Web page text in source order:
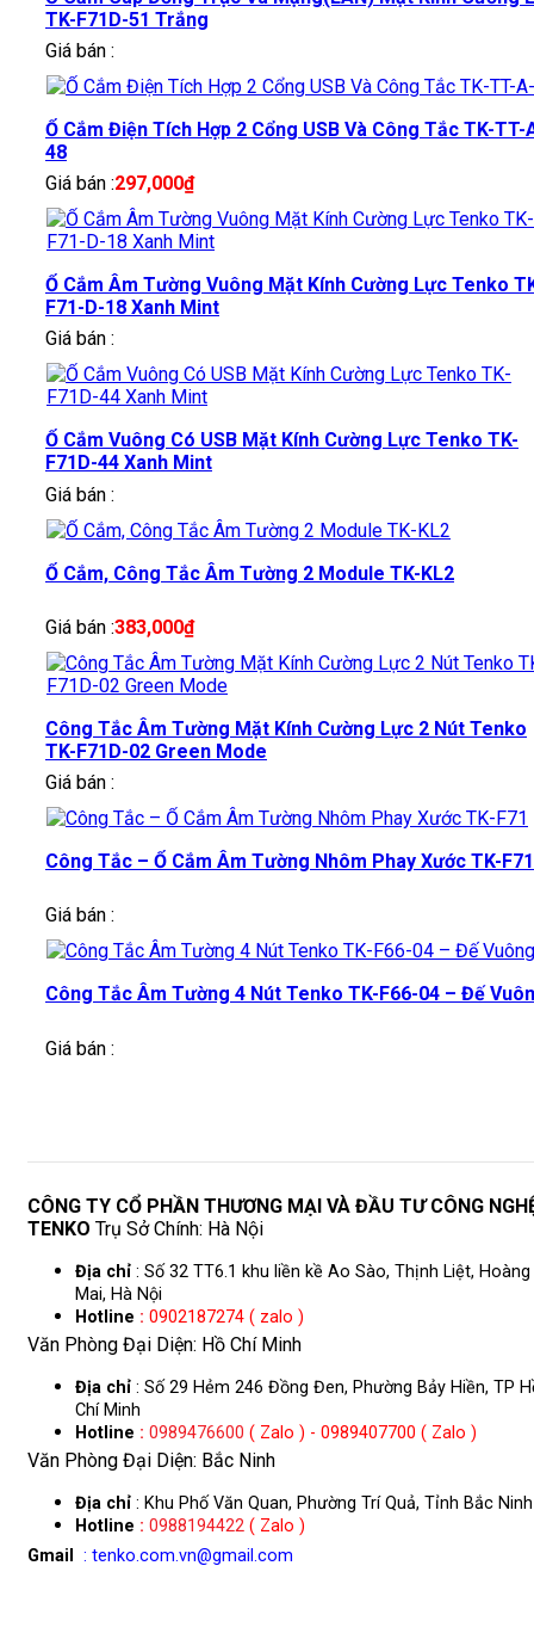
TK-F71D-51 Trắng
Giá bán :
Ổ Cắm Điện Tích Hợp 2 Cổng USB Và Công Tắc TK-TT-
48
Giá bán :297,000₫
Ổ Cắm Âm Tường Vuông Mặt Kính Cường Lực Tenko
F71-D-18 Xanh Mint
Giá bán :
Ổ Cắm Vuông Có USB Mặt Kính Cường Lực Tenko TK-
F71D-44 Xanh Mint
Giá bán :
Ổ Cắm, Công Tắc Âm Tường 2 Module TK-KL2
Giá bán :383,000₫
Công Tắc Âm Tường Mặt Kính Cường Lực 2 Nút Tenko
TK-F71D-02 Green Mode
Giá bán :
Công Tắc – Ổ Cắm Âm Tường Nhôm Phay Xước TK-F71
Giá bán :
Công Tắc Âm Tường 4 Nút Tenko TK-F66-04 – Đế
Giá bán :
CÔNG TY CỔ PHẦN THƯƠNG MẠI VÀ ĐẦU TƯ CÔNG
TENKO Trụ Sở Chính: Hà Nội
Địa chỉ : Số 32 TT6.1 khu liền kề Ao Sào, Thịnh Liệt, Hoàng
Mai, Hà Nội
Hotline : 0902187274 ( zalo )
Văn Phòng Đại Diện: Hồ Chí Minh
Địa chỉ : Số 29 Hẻm 246 Đồng Đen, Phường Bảy Hiền, TP
Chí Minh
Hotline : 0989476600 ( Zalo ) - 0989407700 ( Zalo )
Văn Phòng Đại Diện: Bắc Ninh
Địa chỉ : Khu Phố Văn Quan, Phường Trí Quả, Tỉnh Bắc Ninh
Hotline : 0988194422 ( Zalo )
Gmail
: tenko.com.vn@gmail.com